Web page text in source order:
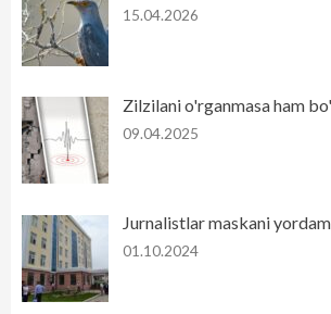
15.04.2026
Zilzilani o'rganmasa ham
09.04.2025
Jurnalistlar maskani
01.10.2024